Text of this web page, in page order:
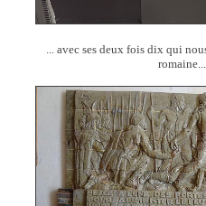
... avec ses deux fois dix qui
romaine...